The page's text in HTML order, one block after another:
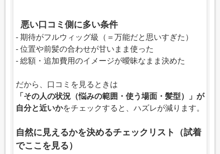
悪い口コミ側に多い条件
- 期待がフルウィッグ級（＝万能だと思いすぎた）
- 位置や前髪の合わせが甘いまま使った
- 総額・追加費用のイメージが曖昧なまま決めた
だから、口コミを見るときは
「その人の状況（悩みの範囲・使う場面・髪型）」が
自分と近いかをチェックすると、ハズレが減ります。
自然に見えるかを決めるチェックリスト（試着
でここを見る）